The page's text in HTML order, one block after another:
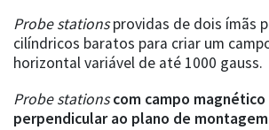
Probe stationsprovidas de dois ímãs
cilíndricos baratos para criar um
horizontal variável de até 1000 gauss.
Probe stations com campo
perpendicular ao plano de